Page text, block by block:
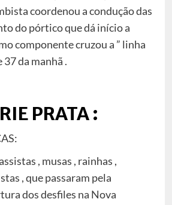
coordenou a condução das
do pórtico que dá início a
componente cruzou a ” linha
37 da manhã .
PRATA :
, musas , rainhas ,
, que passaram pela
dos desfiles na Nova